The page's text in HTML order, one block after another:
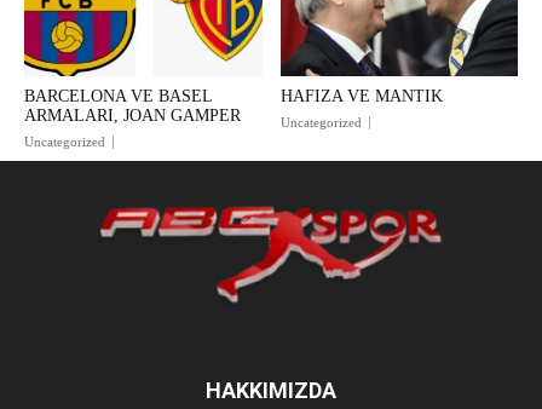
BARCELONA VE BASEL
ARMALARI, JOAN GAMPER
Uncategorized
HAFIZA VE MANTIK
Uncategorized
HAKKIMIZDA